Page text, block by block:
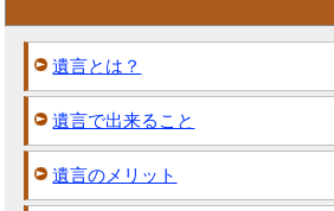
遺言とは？
遺言で出来ること
遺言のメリット